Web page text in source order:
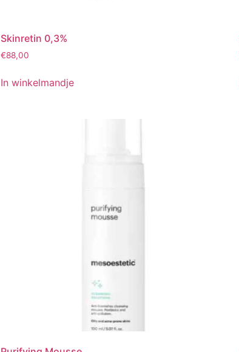
Skinretin 0,3%
€88,00
In winkelmandje